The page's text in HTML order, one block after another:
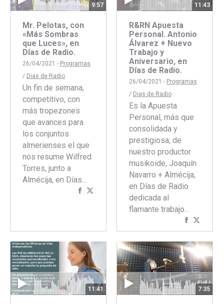
9:57
Mr. Pelotas, con
«Más Sombras
que Luces», en
Días de Radio.
26/04/2021 - Programas
/ Dias de Radio
Un fin de semana,
competitivo, con
más tropezones
que avances para
los conjuntos
almerienses el que
nos resume Wilfred
Torres, junto a
Almécija, en Días…
Compartir
11:43
R&RN Apuesta
Personal. Antonio
Álvarez + Nuevo
Trabajo y
Aniversario, en
Días de Radio.
26/04/2021 - Programas
/ Dias de Radio
Es la Apuesta
Personal, más que
consolidada y
prestigiosa, de
nuestro productor
musikoide, Joaquín
Navarro + Almécija,
en Días de Radio
dedicada al
flamante trabajo…
Compartir
concon
11:41 7:35